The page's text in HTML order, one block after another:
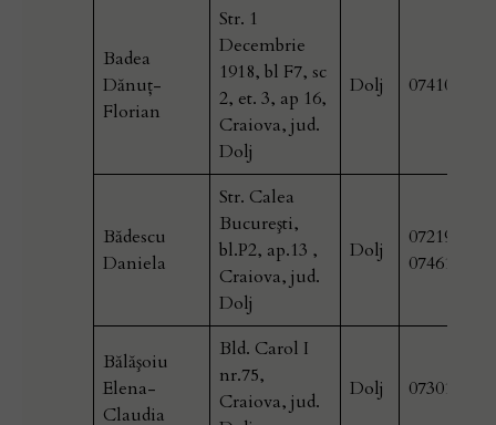
Badea
Dănuţ-
Florian
Str. 1
Decembrie
1918, bl F7, sc
2, et. 3, ap 16,
Craiova, jud.
Dolj
Dolj 0741011330
Bădescu
Daniela
Str. Calea
Bucureşti,
bl.P2, ap.13 ,
Craiova, jud.
Dolj
Dolj
0746153052
Bălăşoiu
Elena-
Claudia
Bld. Carol I
nr.75,
Craiova, jud.
Dolj 0730137504